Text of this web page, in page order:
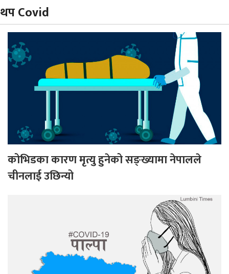
थप Covid
कोभिडका कारण मृत्यु हुनेको सङ्ख्यामा नेपालले
चीनलाई उछिन्यो